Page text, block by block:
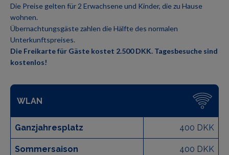
Die Preise gelten für 2 Erwachsene und Kinder, die zu Hause
wohnen.
Übernachtungsgäste zahlen die Hälfte des normalen
Unterkunftspreises.
Die Freikarte für Gäste kostet 2.500 DKK. Tagesbesuche sind
kostenlos!
WLAN
Ganzjahresplatz 400 DKK
Sommersaison 400 DKK